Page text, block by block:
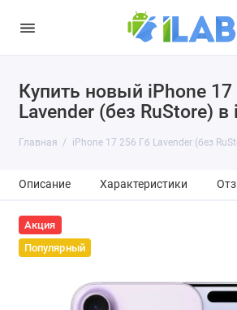
Купить новый iPhone 17
Lavender (без RuStore) в
Главная iPhone 17 256 Гб Lavender (без
Описание Характеристики
Акция
Популярный